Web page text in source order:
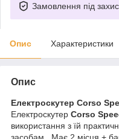
Замовлення під
Опис Характеристики
Опис
Електроскутер Corso
Електроскутер Corso
використання з їй
засобам. Має 2 місця +